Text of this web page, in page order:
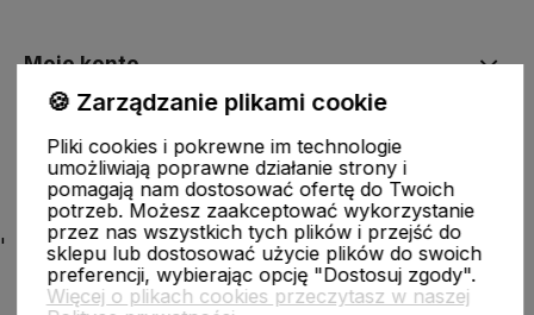
Moje konto
Ciekawostki
'
🍪 Zarządzanie plikami cookie
Pliki cookies i pokrewne im technologie
umożliwiają poprawne działanie strony i
pomagają nam dostosować ofertę do Twoich
potrzeb. Możesz zaakceptować wykorzystanie
przez nas wszystkich tych plików i przejść do
sklepu lub dostosować użycie plików do swoich
preferencji, wybierając opcję "Dostosuj zgody".
Więcej o plikach cookies przeczytasz w naszej